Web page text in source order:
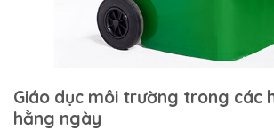
Giáo dục môi trường trong các
hằng ngày